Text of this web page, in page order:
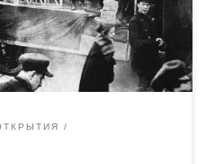
башни сильно
методов архитектурного
до конца не […]